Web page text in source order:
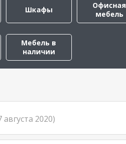
Шкафы
Офисная
мебель
Мебель в
наличии
2020)